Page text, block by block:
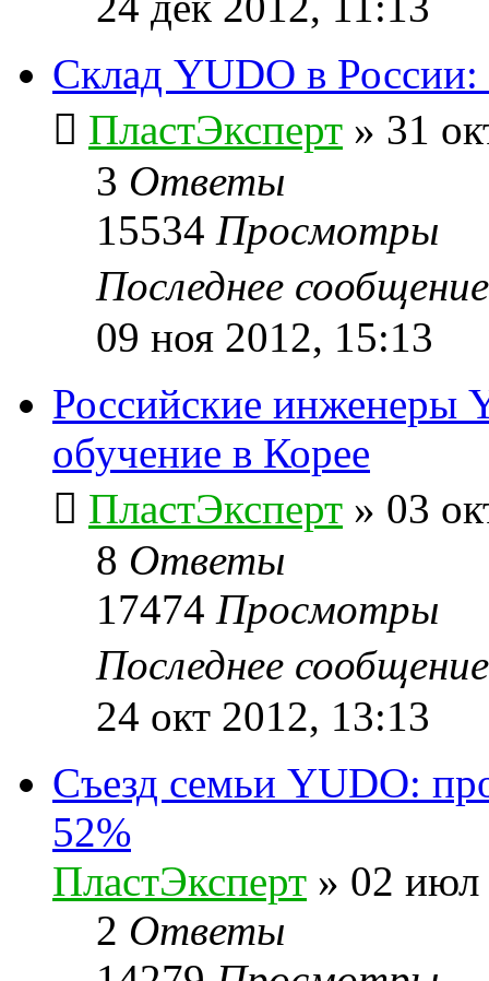
Склад YUDO в России:
ПластЭксперт » 31
3 Ответы
15534 Просмотры
Последнее
09 ноя 2012, 15:13
Российские инженеры
обучение в Корее
ПластЭксперт » 03
8 Ответы
17474 Просмотры
Последнее
24 окт 2012, 13:13
Cъезд семьи YUDO:
52%
ПластЭксперт » 02 июл
2 Ответы